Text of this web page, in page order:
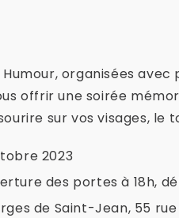
Humour, organisées
offrir une soirée
sur vos visages, le
2023
des portes à 18h,
de Saint-Jean, 55